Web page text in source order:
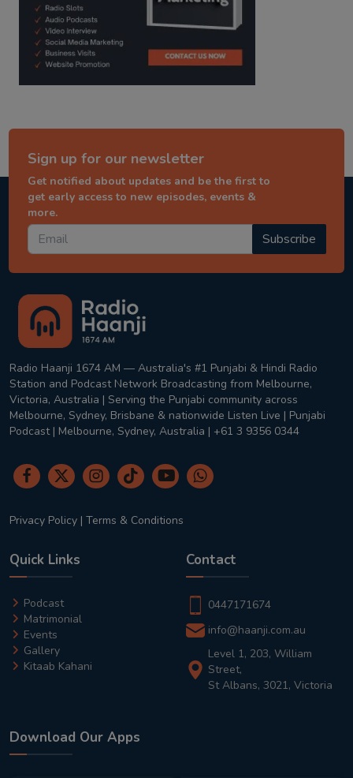
Sign up for our newsletter
Get notified about updates and be the first to
get early access to new episodes, events &
more.
Subscribe
Radio Haanji 1674 AM — Australia's #1 Punjabi & Hindi Radio
Station and Podcast Network Broadcasting from Melbourne,
Victoria, Australia | Serving the Punjabi community across
Melbourne, Sydney, Brisbane & nationwide Listen Live | Punjabi
Podcast | Melbourne, Sydney, Australia | +61 3 9356 0344
Privacy Policy | Terms & Conditions
Quick Links
Podcast
Matrimonial
Events
Gallery
Kitaab Kahani
Contact
0447171674
info@haanji.com.au
Level 1, 203, William
Street,
St Albans, 3021, Victoria
Download Our Apps